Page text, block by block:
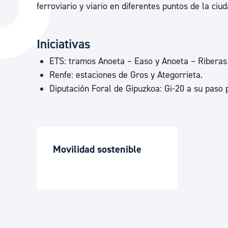
La ciudad
Descubre la ciudad
ferroviario y viario en diferentes puntos de la
Iniciativas
ETS: tramos Anoeta – Easo y Anoeta –
Renfe: estaciones de Gros y Ategorrieta.
Diputación Foral de Gipuzkoa: Gi-20 a su
Movilidad sostenible